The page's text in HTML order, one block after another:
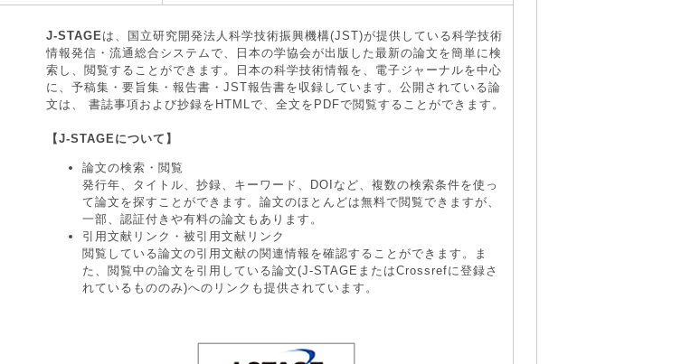
J-STAGEは、国立研究開発法人科学技術振興機構(JST)が提供している科学技術
情報発信・流通総合システムで、日本の学協会が出版した最新の論文を簡単に検
索し、閲覧することができます。日本の科学技術情報を、電子ジャーナルを中心
に、予稿集・要旨集・報告書・JST報告書を収録しています。公開されている論
文は、 書誌事項および抄録をHTMLで、全文をPDFで閲覧することができます。
【J-STAGEについて】
論文の検索・閲覧
発行年、タイトル、抄録、キーワード、DOIなど、複数の検索条件を使っ
て論文を探すことができます。論文のほとんどは無料で閲覧できますが、
一部、認証付きや有料の論文もあります。
引用文献リンク・被引用文献リンク
閲覧している論文の引用文献の関連情報を確認することができます。ま
た、閲覧中の論文を引用している論文(J-STAGEまたはCrossrefに登録さ
れているもののみ)へのリンクも提供されています。